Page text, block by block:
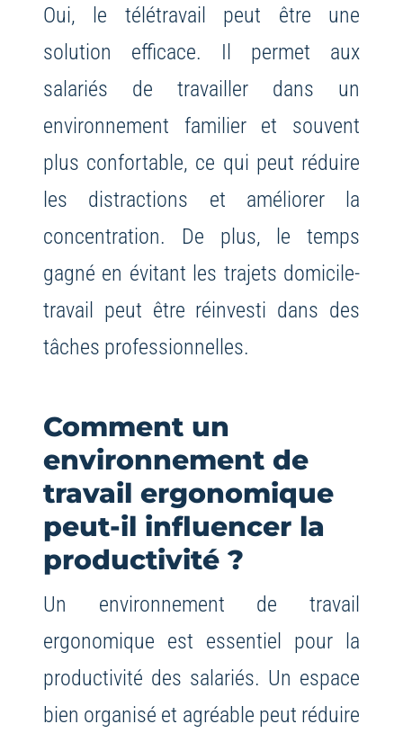
Oui, le télétravail peut être une
solution efficace. Il permet aux
salariés de travailler dans un
environnement familier et souvent
plus confortable, ce qui peut réduire
les distractions et améliorer la
concentration. De plus, le temps
gagné en évitant les trajets domicile-
travail peut être réinvesti dans des
tâches professionnelles.
Comment un
environnement de
travail ergonomique
peut-il influencer la
productivité ?
Un environnement de travail
ergonomique est essentiel pour la
productivité des salariés. Un espace
bien organisé et agréable peut réduire